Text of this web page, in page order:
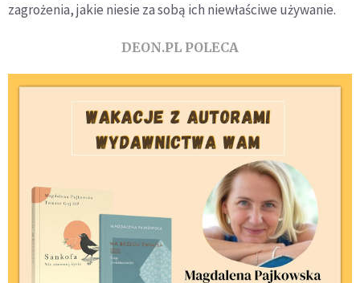
zagrożenia, jakie niesie za sobą ich niewłaściwe używanie.
DEON.PL POLECA